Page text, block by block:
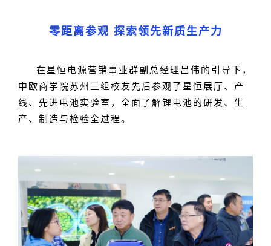
零距离参观 探索领先新质生产力
在星恒电源营销事业群副总经理吕伟的引导下，
中欧商学院苏州三组校友先后参观了星恒展厅、产
线、先进电池实验室，全面了解锂电池的研发、生
产、制造与检验全过程。